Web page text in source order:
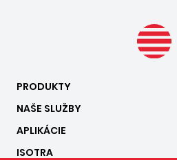
PRODUKTY
NAŠE SLUŽBY
APLIKÁCIE
ISOTRA